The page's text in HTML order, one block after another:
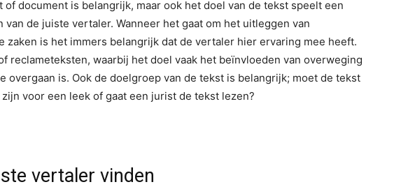
of document is belangrijk, maar ook het doel van de tekst speelt een
de juiste vertaler. Wanneer het gaat om het uitleggen van
zaken is het immers belangrijk dat de vertaler hier ervaring mee heeft.
reclameteksten, waarbij het doel vaak het beïnvloeden van overweging
overgaan is. Ook de doelgroep van de tekst is belangrijk; moet de tekst
voor een leek of gaat een jurist de tekst lezen?
vertaler vinden